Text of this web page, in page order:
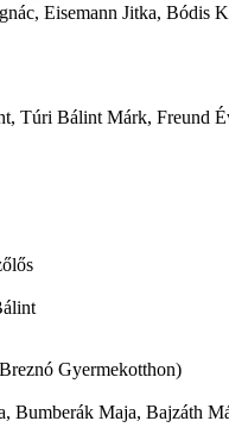
Eisemann Jitka, Bódis
Túri Bálint Márk, Freund
Gyermekotthon)
Bumberák Maja, Bajzáth